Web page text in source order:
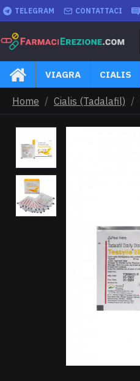
TELEGRAM CONTATTACI
VIAGRA CIALIS
Home Cialis (Tadalafil)